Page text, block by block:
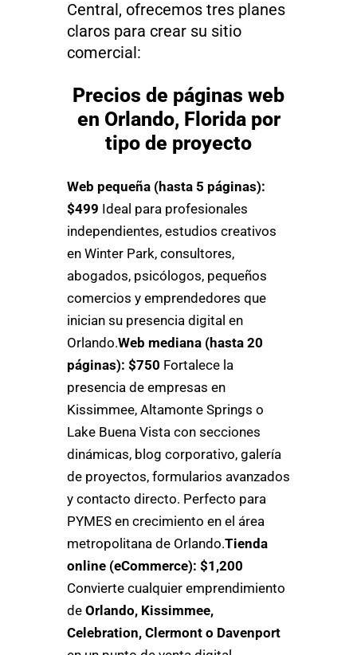
Central, ofrecemos tres planes
claros para crear su sitio
comercial:
Precios de páginas web
en Orlando, Florida por
tipo de proyecto
Web pequeña (hasta 5 páginas):
$499 Ideal para profesionales
independientes, estudios creativos
en Winter Park, consultores,
abogados, psicólogos, pequeños
comercios y emprendedores que
inician su presencia digital en
Orlando.Web mediana (hasta 20
páginas): $750 Fortalece la
presencia de empresas en
Kissimmee, Altamonte Springs o
Lake Buena Vista con secciones
dinámicas, blog corporativo, galería
de proyectos, formularios avanzados
y contacto directo. Perfecto para
PYMES en crecimiento en el área
metropolitana de Orlando.Tienda
online (eCommerce): $1,200
Convierte cualquier emprendimiento
de Orlando, Kissimmee,
Celebration, Clermont o Davenport